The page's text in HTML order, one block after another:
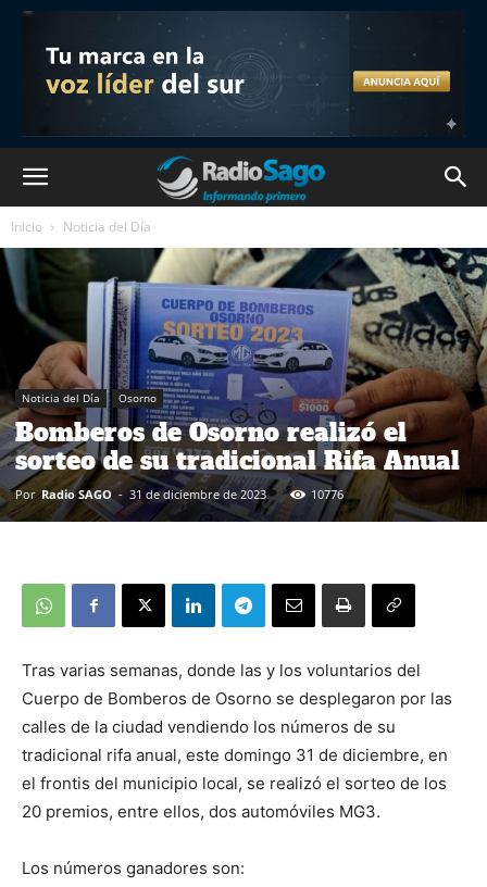
Inicio Noticia del Día
Noticia del Día Osorno
Bomberos de Osorno realizó el
sorteo de su tradicional Rifa Anual
Por Radio SAGO - 31 de diciembre de 2023 10776
Tras varias semanas, donde las y los voluntarios del
Cuerpo de Bomberos de Osorno se desplegaron por las
calles de la ciudad vendiendo los números de su
tradicional rifa anual, este domingo 31 de diciembre, en
el frontis del municipio local, se realizó el sorteo de los
20 premios, entre ellos, dos automóviles MG3.
Los números ganadores son: